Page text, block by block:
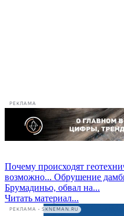
РЕКЛАМА
Почему происходят
возможно... Обрушение
Брумадиньо, обвал на...
Читать материал...
РЕКЛАМА • SKNEMAN.RU